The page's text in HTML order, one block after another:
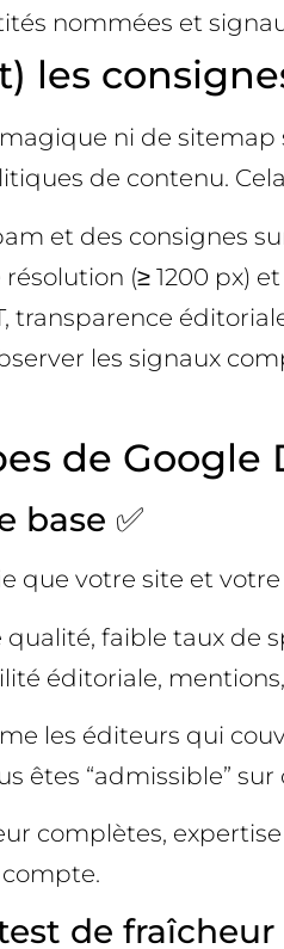
nommées et
les
ni de
de contenu.
et des consignes
(≥ 1200 px)
transparence
les signaux
de Google
base ✅
que votre site et
faible taux de
éditoriale,
les éditeurs qui
êtes “admissible”
complètes,
de